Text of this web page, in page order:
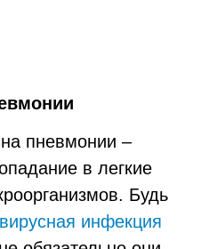
пневмонии –
в легкие
Будь
инфекция